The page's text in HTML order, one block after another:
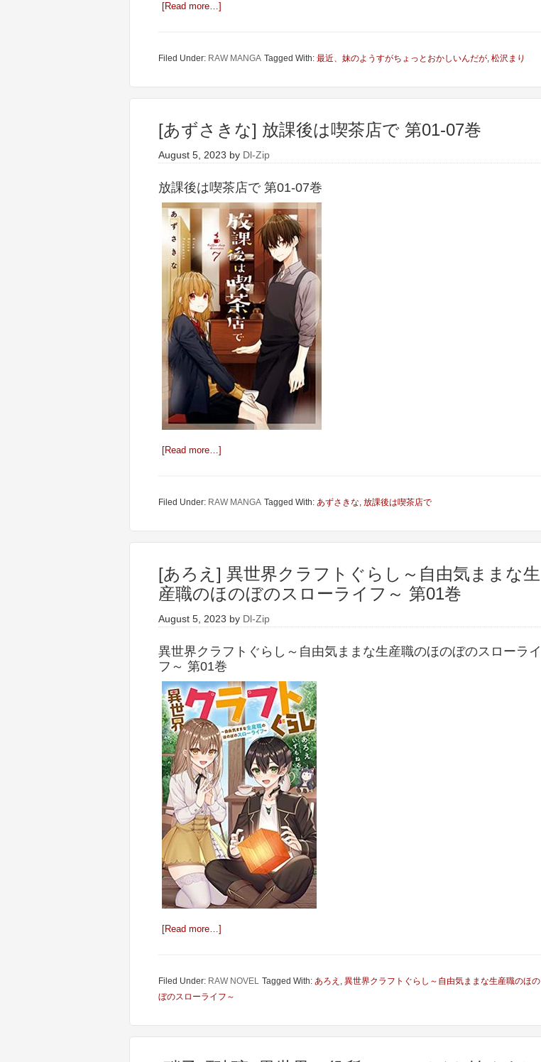
[Read more…]
Filed Under: RAW MANGA Tagged With: 最近、妹のようすがちょっとおかしいんだが, 松沢まり
[あずさきな] 放課後は喫茶店で 第01-07巻
August 5, 2023 by Dl-Zip
放課後は喫茶店で 第01-07巻
[Read more…]
Filed Under: RAW MANGA Tagged With: あずさきな, 放課後は喫茶店で
[あろえ] 異世界クラフトぐらし～自由気ままな生
産職のほのぼのスローライフ～ 第01巻
August 5, 2023 by Dl-Zip
異世界クラフトぐらし～自由気ままな生産職のほのぼのスローライ
フ～ 第01巻
[Read more…]
Filed Under: RAW NOVEL Tagged With: あろえ , 異世界クラフトぐらし～自由気ままな生産職のほの
ぼのスローライフ～